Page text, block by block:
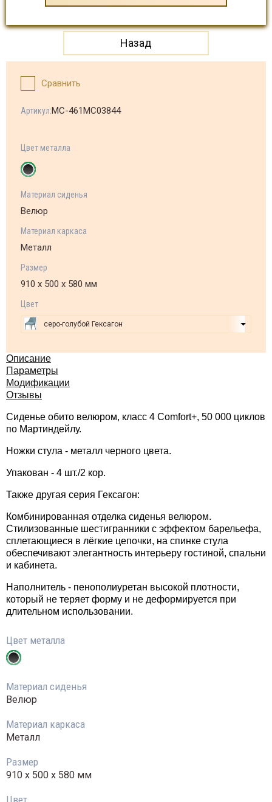
Назад
Сравнить
Артикул:МС-461MC03844
Цвет металла
Материал сиденья
Велюр
Материал каркаса
Металл
Размер
910 х 500 х 580 мм
Цвет
серо-голубой Гексагон
Описание
Параметры
Модификации
Отзывы
Сиденье обито велюром, класс 4 Comfort+, 50 000 циклов
по Мартиндейлу.
Ножки стула - металл черного цвета.
Упакован - 4 шт./2 кор.
Также другая серия Гексагон:
Комбинированная отделка сиденья велюром.
Стилизованные шестигранники с эффектом барельефа,
сплетающиеся в лёгкие цепочки, на спинке стула
обеспечивают элегантность интерьеру гостиной, спальни
и кабинета.
Наполнитель - пенополиуретан высокой плотности,
который не теряет форму и не деформируется при
длительном использовании.
Цвет металла
Материал сиденья
Велюр
Материал каркаса
Металл
Размер
910 х 500 х 580 мм